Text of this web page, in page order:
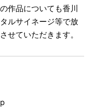
作品についても香川
ルサイネージ等で放
せていただきます。